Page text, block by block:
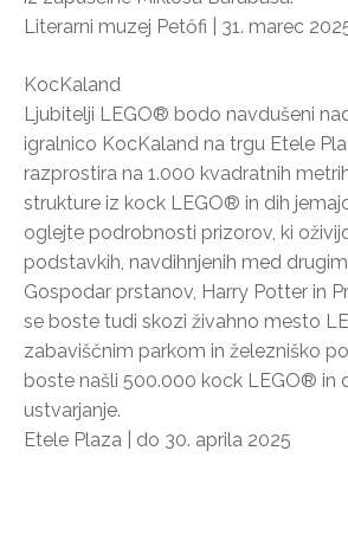
Literarni muzej Petőfi | 31. marec
KocKaland
Ljubitelji LEGO® bodo navdušeni
igralnico KocKaland na trgu Etele
razprostira na 1.000 kvadratnih
strukture iz kock LEGO® in dih
oglejte podrobnosti prizorov, ki
podstavkih, navdihnjenih med
Gospodar prstanov, Harry Potter in
se boste tudi skozi živahno mesto
zabaviščnim parkom in železniško
boste našli 500.000 kock LEGO® in
ustvarjanje.
Etele Plaza | do 30. aprila 2025